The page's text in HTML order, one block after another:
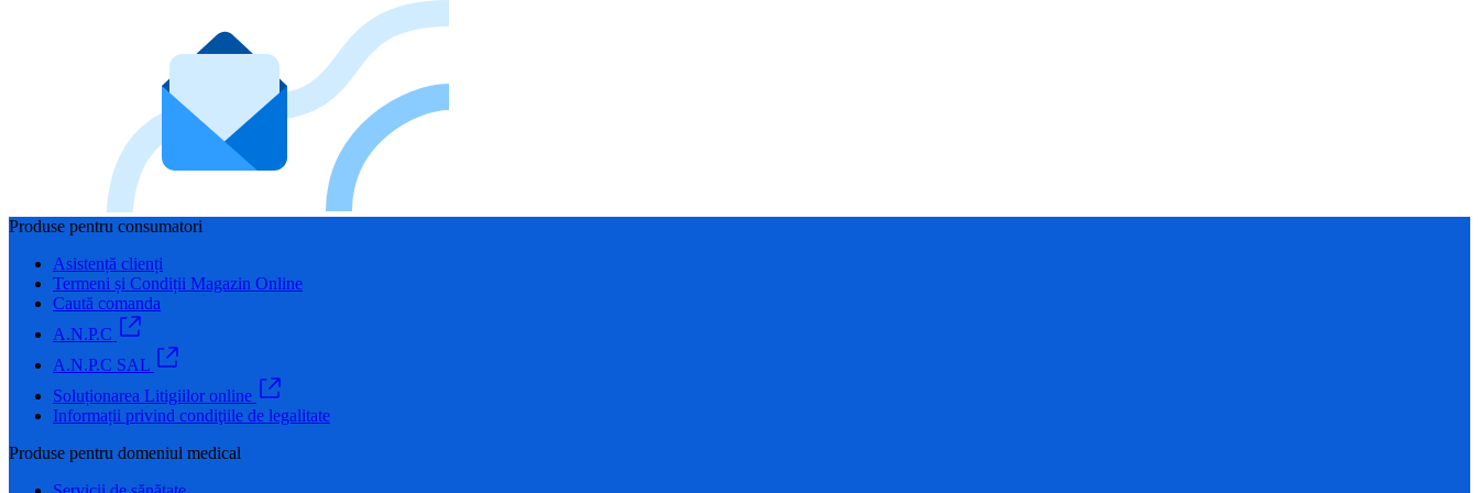
Produse pentru consumatori
Asistență clienți
Termeni și Condiții Magazin Online
Caută comanda
A.N.P.C
A.N.P.C SAL
Soluționarea Litigiilor online
Informații privind condiţiile de legalitate
Produse pentru domeniul medical